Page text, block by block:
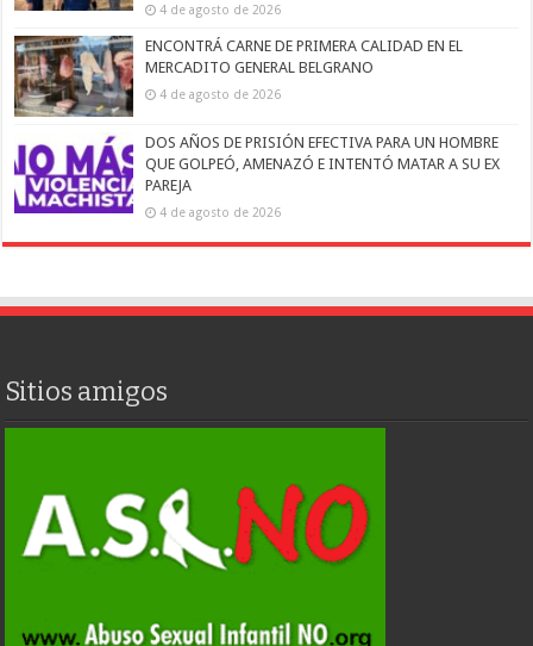
4 de agosto de 2026
ENCONTRÁ CARNE DE PRIMERA CALIDAD EN EL
MERCADITO GENERAL BELGRANO
4 de agosto de 2026
DOS AÑOS DE PRISIÓN EFECTIVA PARA UN HOMBRE
QUE GOLPEÓ, AMENAZÓ E INTENTÓ MATAR A SU EX
PAREJA
4 de agosto de 2026
Sitios amigos